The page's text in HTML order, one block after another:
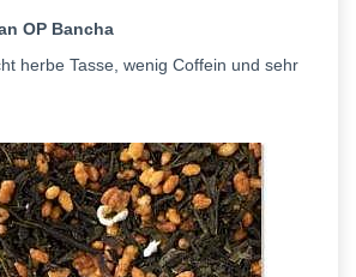
OP Bancha
herbe Tasse, wenig Coffein und sehr